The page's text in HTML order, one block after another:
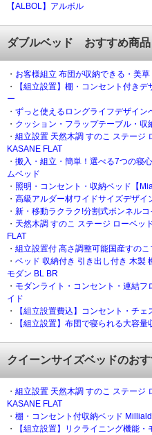
【ALBOL】アルボル
ダブルベッド おすすめ商品
・ お客様組立 布団が収納できる・美
・
【組立設置】棚・コンセント付き
ー
・ ずっと使えるロングライフデザイ
・ クッション・フラップテーブル・
・ 組立設置 天然木調 すのこ ステージ
KASANE FLAT
・ 搬入・組立・簡単！選べる7つの寝
ムベッド
・ 照明・コンセント・収納ベッド【
・ 高級アルダー材ワイドサイズデザイ
・ 新・移動ラクラク!分割式ボンネル
・ 天然木調 すのこ ステージ ローベッ
FLAT
・ 組立設置付 高さ調整可能国産すの
・ ベッド 収納付き 引き出し付き 木製
モダン BL BR
・ モダンライト・コンセント・連結
イド
・
【組立設置費込】コンセント・チ
・
【組立設置】布団で寝られる大容
クイーンサイズベッドのお
・ 組立設置 天然木調 すのこ ステージ
KASANE FLAT
・ 棚・コンセント付収納ベッド
・
【組立設置】リクライニング機能